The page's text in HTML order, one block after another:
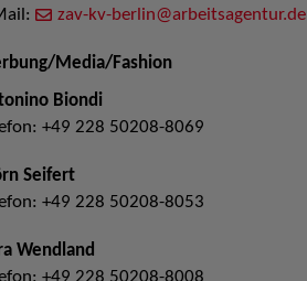
zav-kv-berlin@arbeitsagentur.de
Media/Fashion
Biondi
+49 228 50208-8069
Seifert
+49 228 50208-8053
Wendland